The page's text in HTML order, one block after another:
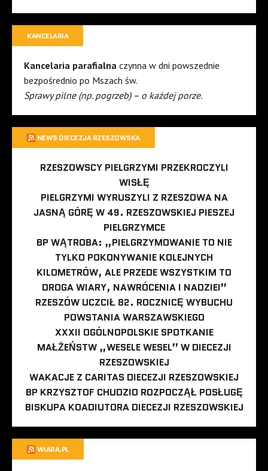
KANCELARIA
Kancelaria parafialna czynna w dni powszednie
bezpośrednio po Mszach św.
Sprawy pilne (np. pogrzeb) – o każdej porze.
NEWS DIECEZJA RZESZOWSKA
RZESZOWSCY PIELGRZYMI PRZEKROCZYLI
WISŁĘ
PIELGRZYMI WYRUSZYLI Z RZESZOWA NA
JASNĄ GÓRĘ W 49. RZESZOWSKIEJ PIESZEJ
PIELGRZYMCE
BP WĄTROBA: „PIELGRZYMOWANIE TO NIE
TYLKO POKONYWANIE KOLEJNYCH
KILOMETRÓW, ALE PRZEDE WSZYSTKIM TO
DROGA WIARY, NAWRÓCENIA I NADZIEI”
RZESZÓW UCZCIŁ 82. ROCZNICĘ WYBUCHU
POWSTANIA WARSZAWSKIEGO
XXXII OGÓLNOPOLSKIE SPOTKANIE
MAŁŻEŃSTW „WESELE WESEL” W DIECEZJI
RZESZOWSKIEJ
WAKACJE Z CARITAS DIECEZJI RZESZOWSKIEJ
BP KRZYSZTOF CHUDZIO ROZPOCZĄŁ POSŁUGĘ
BISKUPA KOADIUTORA DIECEZJI RZESZOWSKIEJ
WIARA.PL